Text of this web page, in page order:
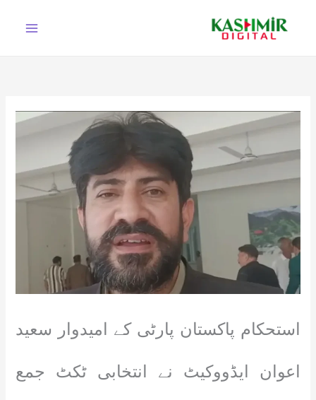
استحکام پاکستان پارٹی کے امیدوار سعید
اعوان ایڈووکیٹ نے انتخابی ٹکٹ جمع